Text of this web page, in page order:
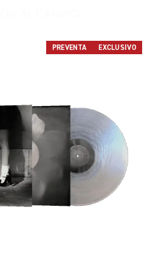
PREVENTA EXCLUSIVO